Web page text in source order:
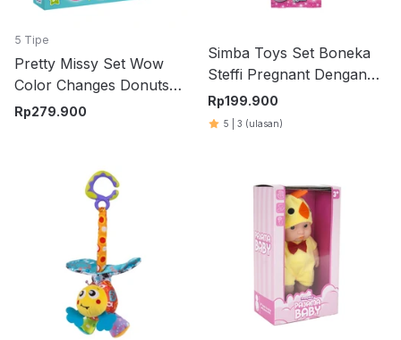
5 Tipe
Pretty Missy Set Wow
Color Changes Donuts
Kiosk - Mix
Rp279.900
Simba Toys Set Boneka
Steffi Pregnant Dengan
Aksesori
Rp199.900
5 3 (ulasan)